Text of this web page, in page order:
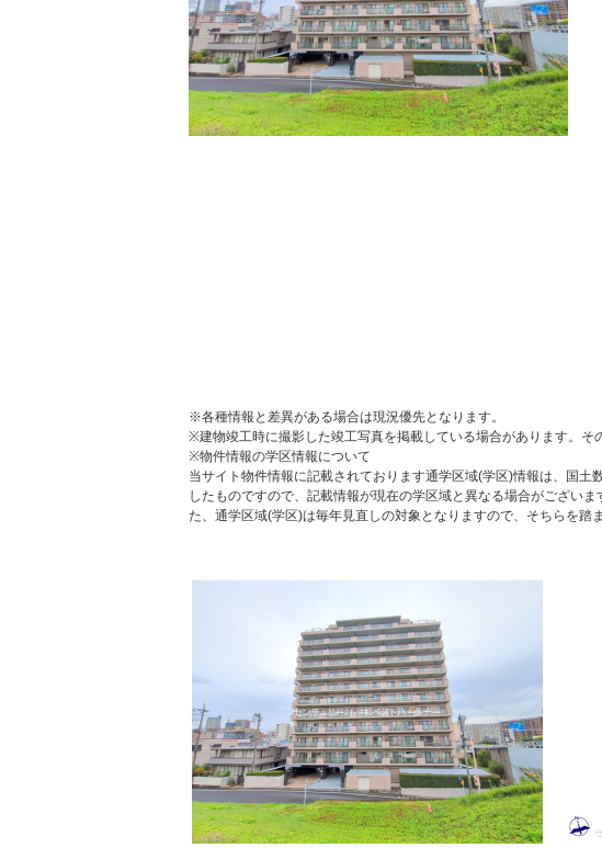
※各種情報と差異がある場合は現況優先となります。
※建物竣工時に撮影した竣工写真を掲載している場合があります。そ
※物件情報の学区情報について
当サイト物件情報に記載されております通学区域(学区)情報は、国
したものですので、記載情報が現在の学区域と異なる場合がござい
た、通学区域(学区)は毎年見直しの対象となりますので、そちらを踏